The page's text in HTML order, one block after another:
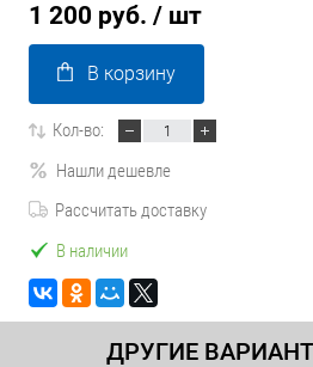
1 200 руб. / шт
В корзину
Кол-во:
Нашли дешевле
Рассчитать доставку
В наличии
ДРУГИЕ